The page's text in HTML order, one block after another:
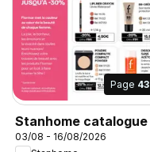
Page 43
Stanhome catalogue
03/08 - 16/08/2026